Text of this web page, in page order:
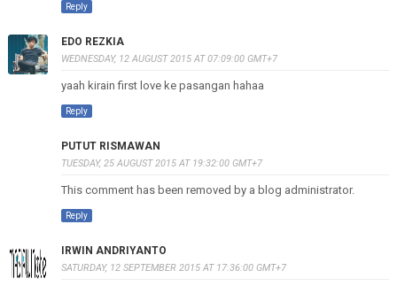
Reply
EDO REZKIA
WEDNESDAY, 12 AUGUST 2015 AT 07:09:00 GMT+7
yaah kirain first love ke pasangan hahaa
Reply
PUTUT RISMAWAN
TUESDAY, 25 AUGUST 2015 AT 19:32:00 GMT+7
This comment has been removed by a blog administrator.
Reply
IRWIN ANDRIYANTO
SATURDAY, 12 SEPTEMBER 2015 AT 17:36:00 GMT+7